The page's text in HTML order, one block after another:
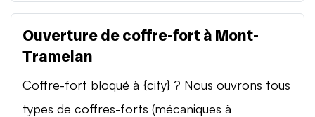
Ouverture de coffre-fort à Mont-
Tramelan
Coffre-fort bloqué à {city} ? Nous ouvrons tous
types de coffres-forts (mécaniques à